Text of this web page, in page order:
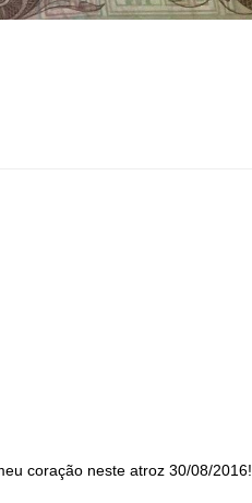
coração neste atroz 30/08/2016!